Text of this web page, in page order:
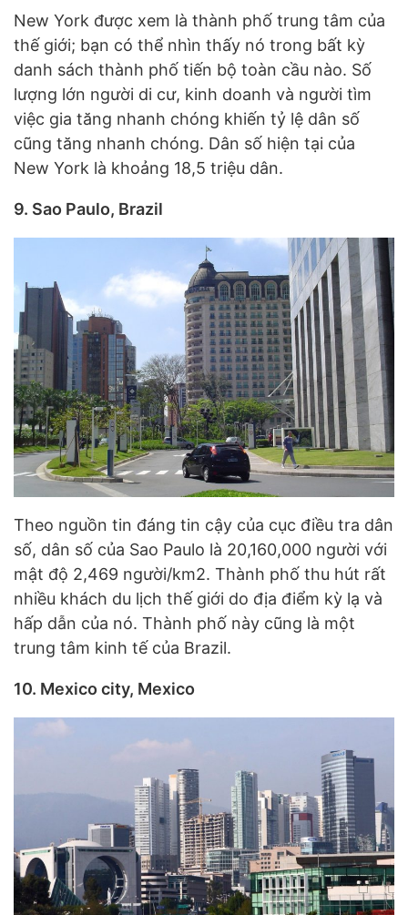
New York được xem là thành phố trung tâm của
thế giới; bạn có thể nhìn thấy nó trong bất kỳ
danh sách thành phố tiến bộ toàn cầu nào. Số
lượng lớn người di cư, kinh doanh và người tìm
việc gia tăng nhanh chóng khiến tỷ lệ dân số
cũng tăng nhanh chóng. Dân số hiện tại của
New York là khoảng 18,5 triệu dân.
9. Sao Paulo, Brazil
Theo nguồn tin đáng tin cậy của cục điều tra dân
số, dân số của Sao Paulo là 20,160,000 người với
mật độ 2,469 người/km2. Thành phố thu hút rất
nhiều khách du lịch thế giới do địa điểm kỳ lạ và
hấp dẫn của nó. Thành phố này cũng là một
trung tâm kinh tế của Brazil.
10. Mexico city, Mexico